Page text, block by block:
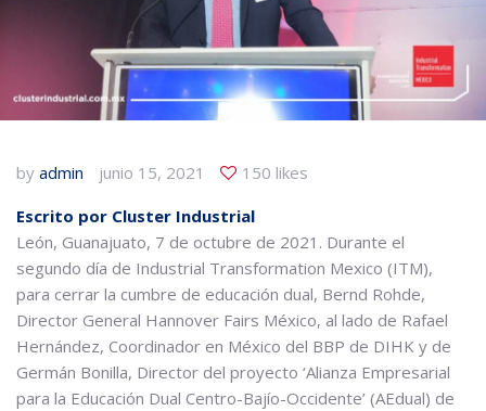
by admin junio 15, 2021
150 likes
Escrito por Cluster Industrial
León, Guanajuato, 7 de octubre de 2021. Durante el
segundo día de Industrial Transformation Mexico (ITM),
para cerrar la cumbre de educación dual, Bernd Rohde,
Director General Hannover Fairs México, al lado de Rafael
Hernández, Coordinador en México del BBP de DIHK y de
Germán Bonilla, Director del proyecto ‘Alianza Empresarial
para la Educación Dual Centro-Bajío-Occidente’ (AEdual) de